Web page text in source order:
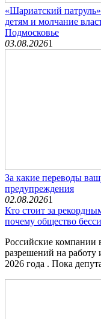
«Шариатский
детям и молчание
Подмосковье
03.08.20261
За какие переводы
предупреждения
02.08.20261
Кто стоит за
почему общество
Российские компании
разрешений на работу
2026 года . Пока